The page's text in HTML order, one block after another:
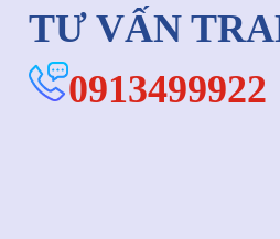
TƯ VẤN
0913499922